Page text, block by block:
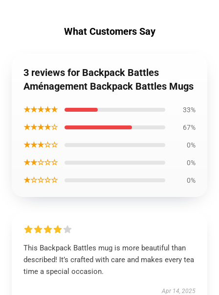
What Customers Say
3 reviews for Backpack Battles
Aménagement Backpack Battles Mugs
★★★★★ 33%
★★★★☆ 67%
★★★☆☆ 0%
★★☆☆☆ 0%
★☆☆☆☆ 0%
This Backpack Battles mug is more beautiful than
described! It’s crafted with care and makes every tea
time a special occasion.
Apr 14, 2025